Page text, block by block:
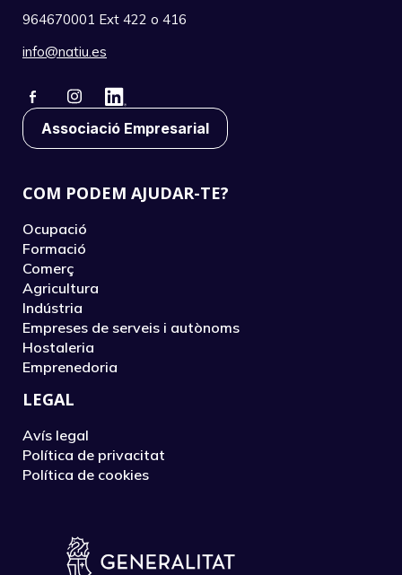
964670001 Ext 422 o 416
info@natiu.es
Associació Empresarial
COM PODEM AJUDAR-TE?
Ocupació
Formació
Comerç
Agricultura
Indústria
Empreses de serveis i autònoms
Hostaleria
Emprenedoria
LEGAL
Avís legal
Política de privacitat
Política de cookies